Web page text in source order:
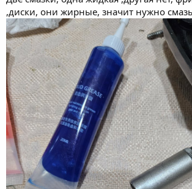
,диски, они жирные, значит нужно